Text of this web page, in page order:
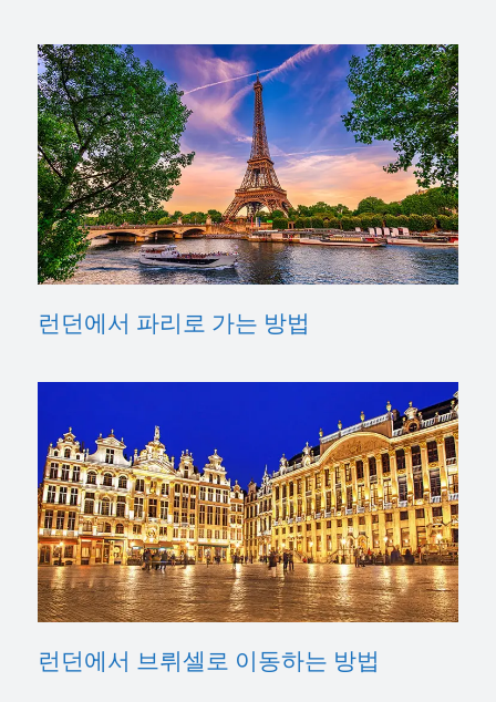
런던에서 파리로 가는 방법
런던에서 브뤼셀로 이동하는 방법